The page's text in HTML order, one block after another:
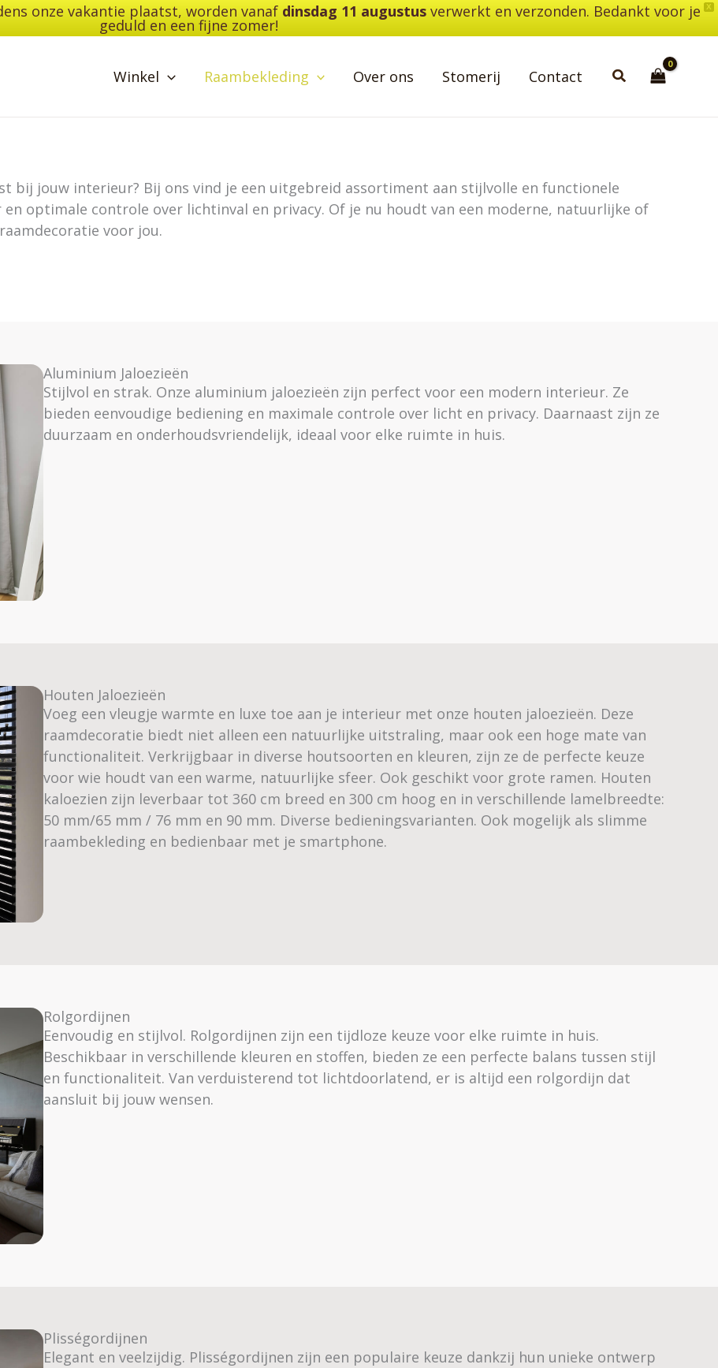
X
onze vakantie plaatst, worden vanaf dinsdag 11 augustusverwerkt en verzonden. Bedankt voor je
geduld en een fijne zomer!
Winkel Raambekleding Over ons Stomerij Contact Zoeken
bij jouw interieur? Bij ons vind je een uitgebreid assortiment aan stijlvolle en functionele
optimale controle over lichtinval en privacy. Of je nu houdt van een moderne, natuurlijke of
voor jou.
Aluminium Jaloezieën
Stijlvol en strak. Onze aluminium jaloezieën zijn perfect voor een modern interieur. Ze
bieden eenvoudige bediening en maximale controle over licht en privacy. Daarnaast zijn ze
duurzaam en onderhoudsvriendelijk, ideaal voor elke ruimte in huis.
Houten Jaloezieën
Voeg een vleugje warmte en luxe toe aan je interieur met onze houten jaloezieën. Deze
raamdecoratie biedt niet alleen een natuurlijke uitstraling, maar ook een hoge mate van
functionaliteit. Verkrijgbaar in diverse houtsoorten en kleuren, zijn ze de perfecte keuze
voor wie houdt van een warme, natuurlijke sfeer. Ook geschikt voor grote ramen. Houten
kaloezien zijn leverbaar tot 360 cm breed en 300 cm hoog en in verschillende lamelbreedte:
50 mm/65 mm / 76 mm en 90 mm. Diverse bedieningsvarianten. Ook mogelijk als slimme
raambekleding en bedienbaar met je smartphone.
Rolgordijnen
Eenvoudig en stijlvol. Rolgordijnen zijn een tijdloze keuze voor elke ruimte in huis.
Beschikbaar in verschillende kleuren en stoffen, bieden ze een perfecte balans tussen stijl
en functionaliteit. Van verduisterend tot lichtdoorlatend, er is altijd een rolgordijn dat
aansluit bij jouw wensen.
Plisségordijnen
Elegant en veelzijdig. Plisségordijnen zijn een populaire keuze dankzij hun unieke ontwerp